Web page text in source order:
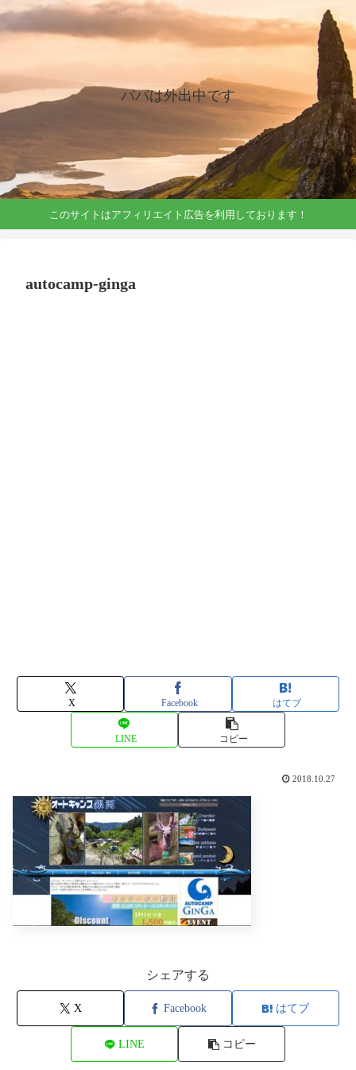
パパは外出中です
このサイトはアフィリエイト広告を利用しております！
autocamp-ginga
X Facebook はてブ
LINE コピー
2018.10.27
シェアする
X Facebook はてブ
LINE コピー